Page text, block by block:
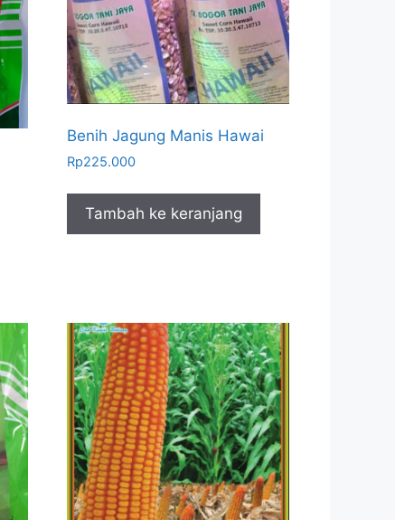
Benih Jagung Manis Hawai
Rp225.000
Tambah ke keranjang